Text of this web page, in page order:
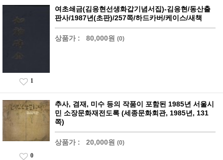
여초쇄금(김응현선생화갑기념서집)-김응현/동산출
판사/1987년(초판)/257쪽/하드카버/케이스/새책
상품가 : 80,000원 (0)
1
추사, 겸재, 미수 등의 작품이 포함된 1985년 서울시
민 소장문화재전도록 (세종문화회관, 1985년, 131
쪽)
상품가 : 20,000원 (0)
0